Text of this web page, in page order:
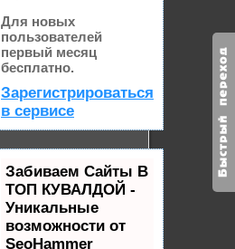
Для новых
пользователей
первый месяц
бесплатно.
Зарегистрироваться
в сервисе
Забиваем Сайты В
ТОП КУВАЛДОЙ -
Уникальные
возможности от
SeoHammer